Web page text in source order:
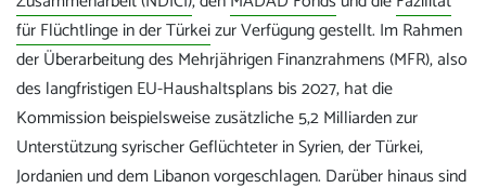
für Flüchtlinge in der Türkeizur Verfügung gestellt. Im Rahmen
der Überarbeitung des Mehrjährigen Finanzrahmens (MFR), also
des langfristigen EU-Haushaltsplans bis 2027, hat die
Kommission beispielsweise zusätzliche 5,2 Milliarden zur
Unterstützung syrischer Geflüchteter in Syrien, der Türkei,
Jordanien und dem Libanon vorgeschlagen. Darüber hinaus sind